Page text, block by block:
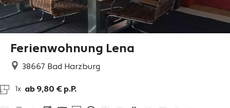
Ferienwohnung Lena
38667 Bad Harzburg
1x ab 9,80 € p.P.